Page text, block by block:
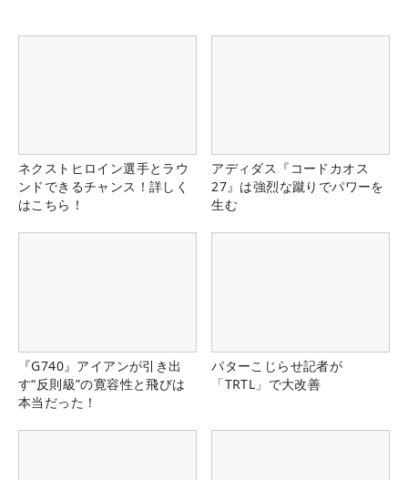
ネクストヒロイン選手とラウ
ンドできるチャンス！詳しく
はこちら！
アディダス『コードカオス
27』は強烈な蹴りでパワーを
生む
『G740』アイアンが引き出
す“反則級”の寛容性と飛びは
本当だった！
パターこじらせ記者が
「TRTL」で大改善